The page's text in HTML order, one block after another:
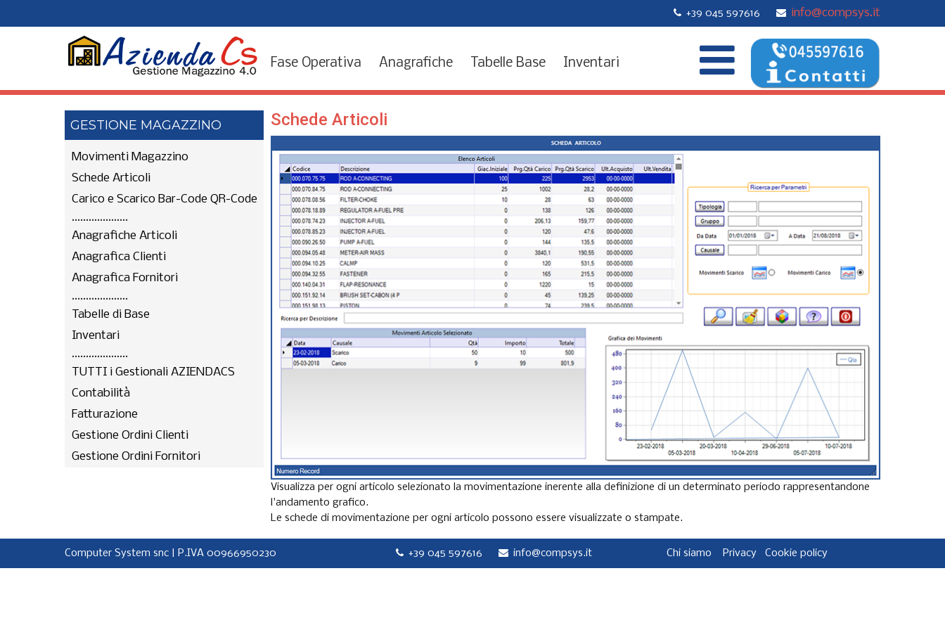
+39 045 597616 info@compsys.it
Fase Operativa Anagrafiche Tabelle Base Inventari
GESTIONE MAGAZZINO
Movimenti Magazzino
Schede Articoli
Carico e Scarico Bar-Code QR-Code
....................
Anagrafiche Articoli
Anagrafica Clienti
Anagrafica Fornitori
....................
Tabelle di Base
Inventari
....................
TUTTI i Gestionali AZIENDACS
Contabilità
Fatturazione
Gestione Ordini Clienti
Gestione Ordini Fornitori
Schede Articoli
Visualizza per ogni articolo selezionato la movimentazione inerente alla definizione di un determinato periodo rappresentandone
l'andamento grafico.
Le schede di movimentazione per ogni articolo possono essere visualizzate o stampate.
Computer System snc | P.IVA 00966950230 +39 045 597616 info@compsys.it Chi siamo Privacy Cookie policy